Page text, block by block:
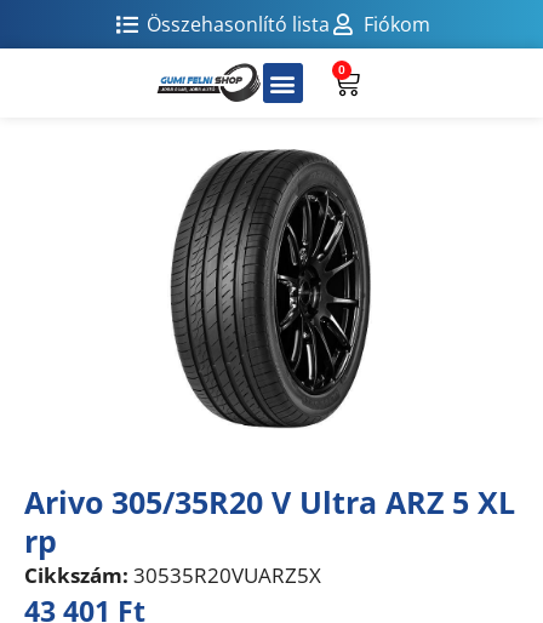
Összehasonlító lista Fiókom
0
Arivo 305/35R20 V Ultra ARZ 5 XL
rp
Cikkszám: 30535R20VUARZ5X
43 401 Ft